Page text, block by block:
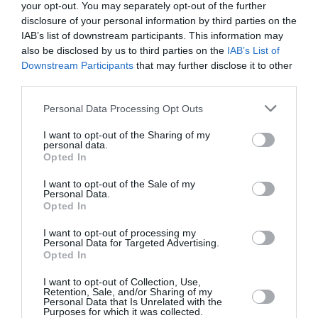
your opt-out. You may separately opt-out of the further
disclosure of your personal information by third parties on the
IAB’s list of downstream participants. This information may
also be disclosed by us to third parties on the IAB’s List of
Downstream Participants that may further disclose it to other
Personal Data Processing Opt Outs
I want to opt-out of the Sharing of my
personal data.
Opted In
I want to opt-out of the Sale of my
Personal Data.
Opted In
I want to opt-out of processing my
Personal Data for Targeted Advertising.
Opted In
I want to opt-out of Collection, Use,
Retention, Sale, and/or Sharing of my
Personal Data that Is Unrelated with the
Purposes for which it was collected.
TFFRYYZ a commenté l'article :
Pointe‑à‑Pitre – Panama City : Air France ouvre un pont
aérien vers l’Amérique latine
histoire de l'aviation
CIEL : UNE